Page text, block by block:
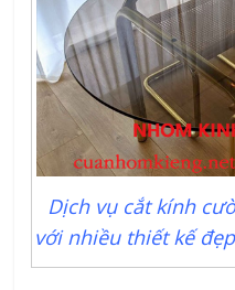
Dịch vụ cắt kính
với nhiều thiết kế